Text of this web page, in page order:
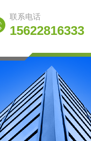
联系电话
15622816333